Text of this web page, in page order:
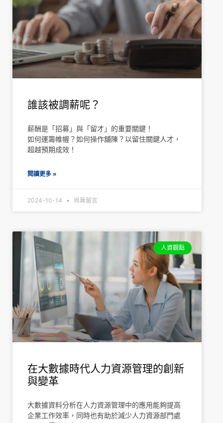
誰該被調薪呢？
薪酬是「招募」與「留才」的重要關鍵！
如何運籌帷幄？如何操作舖陳？以留住關鍵人才，
超越預期成效！
閱讀更多 »
2024-10-14 尚無留言
人資觀點
在大數據時代人力資源管理的創新
與變革
大數據資料分析在人力資源管理中的應用能夠提高
企業工作效率，同時也有助於減少人力資源部門處